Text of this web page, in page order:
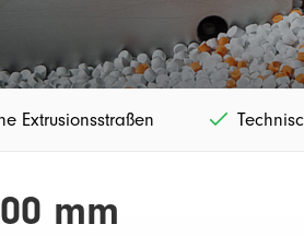
Extrusionsstraßen
mm